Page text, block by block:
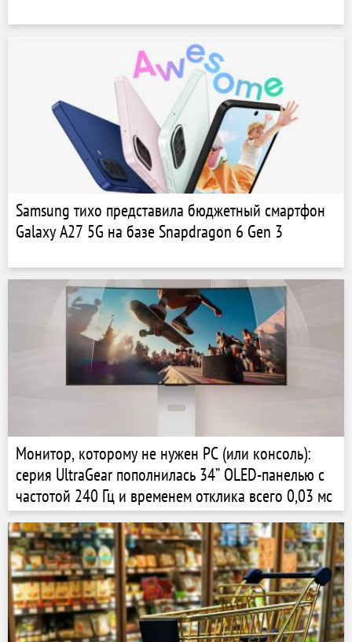
Samsung тихо представила бюджетный смартфон
Galaxy A27 5G на базе Snapdragon 6 Gen 3
Монитор, которому не нужен PC (или консоль):
серия UltraGear пополнилась 34” OLED-панелью с
частотой 240 Гц и временем отклика всего 0,03 мс